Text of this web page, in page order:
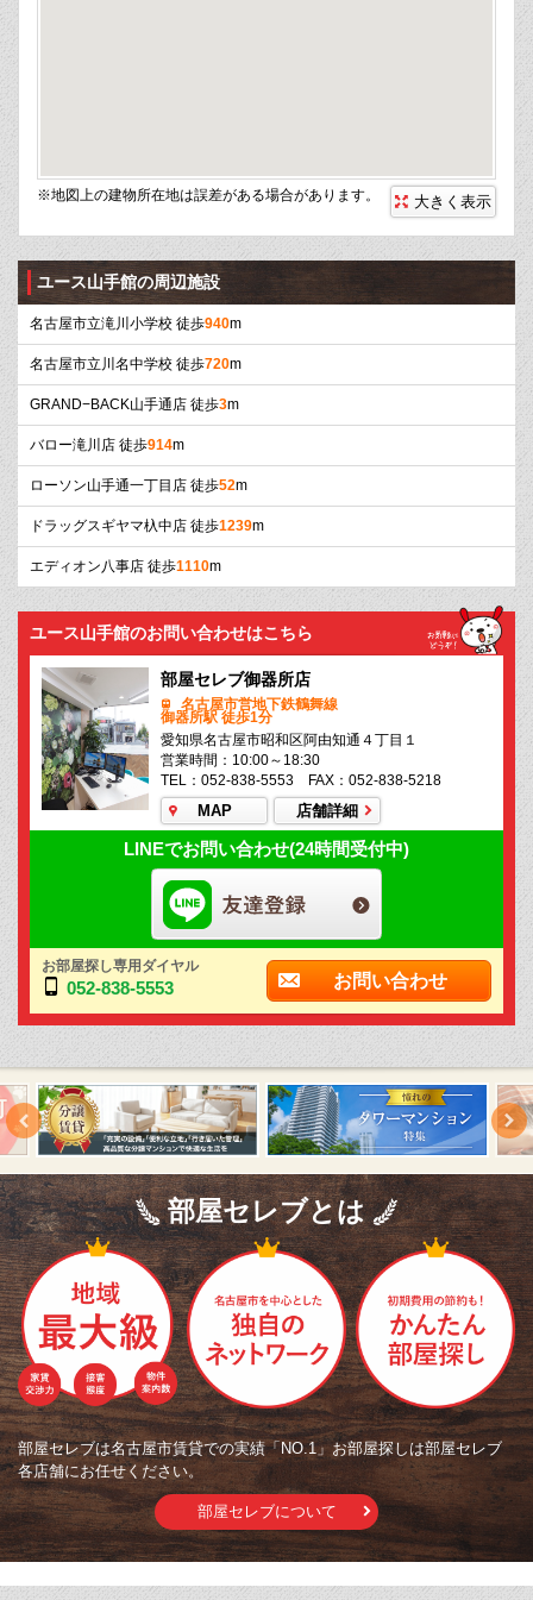
※地図上の建物所在地は誤差がある場合があります。 大きく表示
ユース山手館の周辺施設
名古屋市立滝川小学校 徒歩940m
名古屋市立川名中学校 徒歩720m
GRAND−BACK山手通店 徒歩3m
バロー滝川店 徒歩914m
ローソン山手通一丁目店 徒歩52m
ドラッグスギヤマ杁中店 徒歩1239m
エディオン八事店 徒歩1110m
ユース山手館のお問い合わせはこちら
部屋セレブ御器所店
名古屋市営地下鉄鶴舞線
御器所駅 徒歩1分
愛知県名古屋市昭和区阿由知通４丁目１
営業時間：10:00～18:30
TEL：052-838-5553 FAX：052-838-5218
MAP 店舗詳細
LINEでお問い合わせ(24時間受付中)
お部屋探し専用ダイヤル
052-838-5553 お問い合わせ
部屋セレブとは
部屋セレブは名古屋市賃貸での実績「NO.1」お部屋探しは部屋セレブ
各店舗にお任せください。
部屋セレブについて